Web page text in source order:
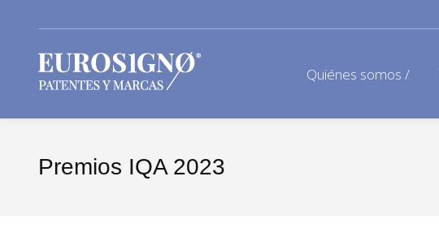
Quiénes somos /
Premios IQA 2023